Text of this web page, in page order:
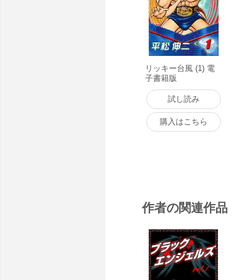
リッキー台風 (1) 電
子書籍版
試し読み
購入はこちら
作者の関連作品